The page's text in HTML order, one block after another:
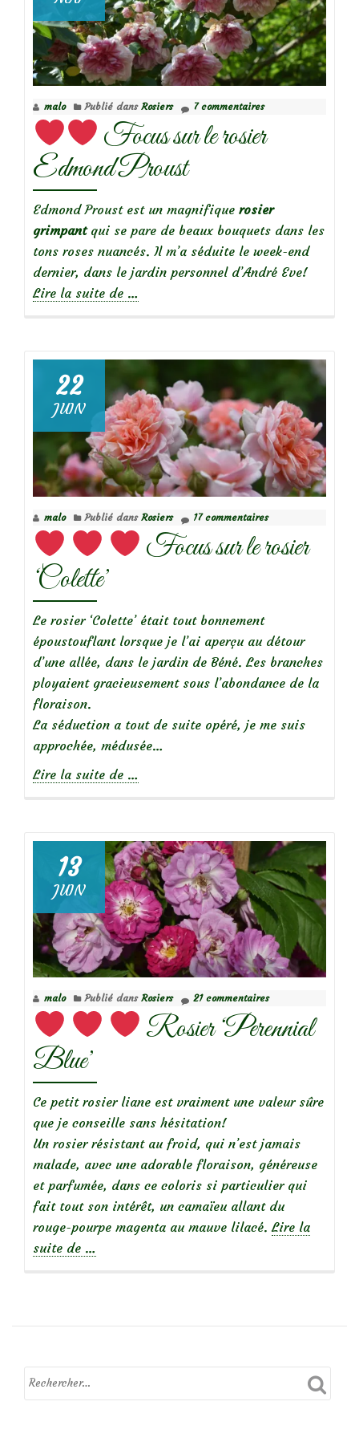
malo Publié dans Rosiers 7 commentaires
Focus sur le rosier
Edmond Proust
Edmond Proust est un magnifique rosier
grimpantqui se pare de beaux bouquets dans les
tons roses nuancés. Il m’a séduite le week-end
dernier, dans le jardin personnel d’André Eve!
Lire la suite de
Focus
sur
le
rosier
Edmond
Proust
…
22
JUIN
malo Publié dans Rosiers 17 commentaires
Focus sur le rosier
‘Colette’
Le rosier ‘Colette’ était tout bonnement
époustouflant lorsque je l’ai aperçu au détour
d’une allée, dans le jardin de Béné. Les branches
ployaient gracieusement sous l’abondance de la
floraison.
La séduction a tout de suite opéré, je me suis
approchée, médusée…
Lire la suite de
Focus
sur
le
rosier
‘Colette’
…
13
JUIN
malo Publié dans Rosiers 21 commentaires
Rosier ‘Perennial
Blue’
Ce petit rosier liane est vraiment une valeur sûre
que je conseille sans hésitation!
Un rosier résistant au froid, qui n’est jamais
malade, avec une adorable floraison, généreuse
et parfumée, dans ce coloris si particulier qui
fait tout son intérêt, un camaïeu allant du
rouge-pourpe magenta au mauve lilacé. Lire la
suite de
Rosier
…